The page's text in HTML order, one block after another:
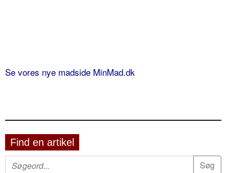
Se vores nye madside MinMad.dk
Find en artikel